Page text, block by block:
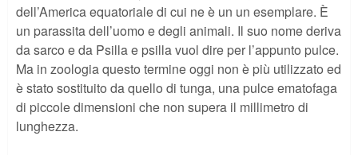
dell’America equatoriale di cui ne è un un esemplare. È
un parassita dell’uomo e degli animali. Il suo nome deriva
da sarco e da Psilla e psilla vuol dire per l’appunto pulce.
Ma in zoologia questo termine oggi non è più utilizzato ed
è stato sostituito da quello di tunga, una pulce ematofaga
di piccole dimensioni che non supera il millimetro di
lunghezza.